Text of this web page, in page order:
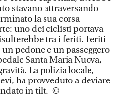
stavano attraversando
la sua corsa
uno dei ciclisti portava
tra i feriti. Feriti
pedone e un passeggero
Santa Maria Nuova,
La polizia locale,
ha provveduto a deviare
in tilt. ©